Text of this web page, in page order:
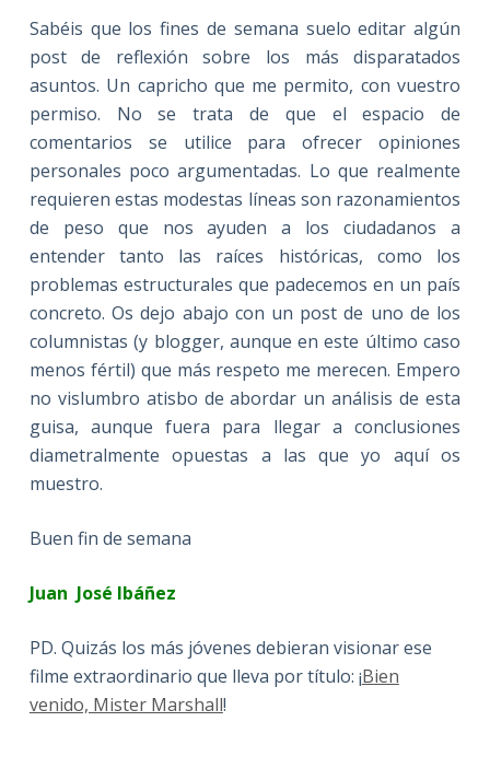
Sabéis que los fines de semana suelo editar algún
post de reflexión sobre los más disparatados
asuntos. Un capricho que me permito, con vuestro
permiso. No se trata de que el espacio de
comentarios se utilice para ofrecer opiniones
personales poco argumentadas. Lo que realmente
requieren estas modestas líneas son razonamientos
de peso que nos ayuden a los ciudadanos a
entender tanto las raíces históricas, como los
problemas estructurales que padecemos en un país
concreto. Os dejo abajo con un post de uno de los
columnistas (y blogger, aunque en este último caso
menos fértil) que más respeto me merecen. Empero
no vislumbro atisbo de abordar un análisis de esta
guisa, aunque fuera para llegar a conclusiones
diametralmente opuestas a las que yo aquí os
muestro.
Buen fin de semana
Juan José Ibáñez
PD. Quizás los más jóvenes debieran visionar ese
filme extraordinario que lleva por título: ¡Bien
venido, Mister Marshall!